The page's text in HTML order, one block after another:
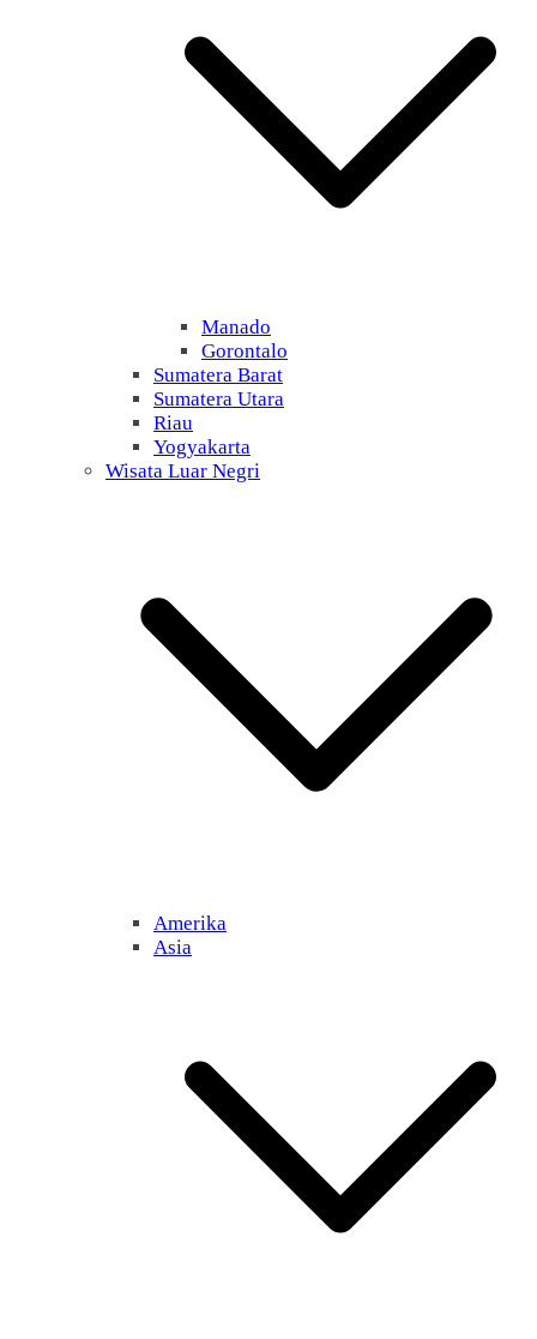
Manado
Gorontalo
Sumatera Barat
Sumatera Utara
Riau
Yogyakarta
Wisata Luar Negri
Amerika
Asia